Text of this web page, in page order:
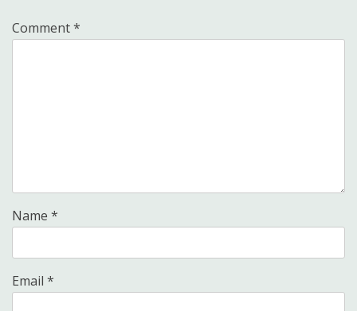
Comment*
Name *
Email *